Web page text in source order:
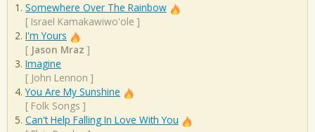
Somewhere Over The Rainbow
[ Israel Kamakawiwo'ole ]
I'm Yours
[ Jason Mraz ]
Imagine
[ John Lennon ]
You Are My Sunshine
[ Folk Songs ]
Can't Help Falling In Love With You